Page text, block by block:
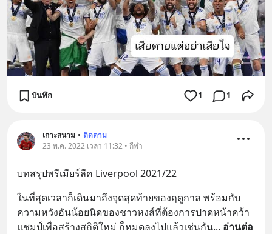
บันทึก 1 1
เกาะสนาม • ติดตาม
23 พ.ค. 2022 เวลา 11:32 • กีฬา
บทสรุปพรีเมียร์ลีค Liverpool 2021/22
ในที่สุดเวลาก็เดินมาถึงจุดสุดท้ายของฤดูกาล พร้อมกับ
ความหวังอันน้อยนิดของชาวหงส์ที่ต้องการปาดหน้าคว้า
แชมป์เพื่อสร้างสถิติใหม่ ก็หมดลงไปแล้วเช่นกัน... อ่านต่อ